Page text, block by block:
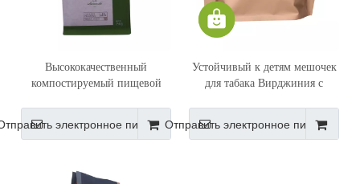
Высококачественный
компостируемый пищевой
мешок с плоским дном, с
электронное письмо
Устойчивый к детям мешочек
для табака Вирджиния с
Отправить электронное письмо